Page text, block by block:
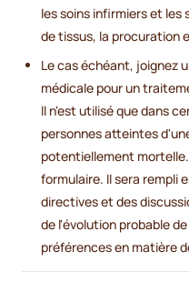
les soins infirmiers et les
de tissus, la procuration
Le cas échéant, joignez
médicale pour un
Il n'est utilisé que dans
personnes atteintes
potentiellement
formulaire. Il sera rempli
directives et des
de l'évolution probable
préférences en matière